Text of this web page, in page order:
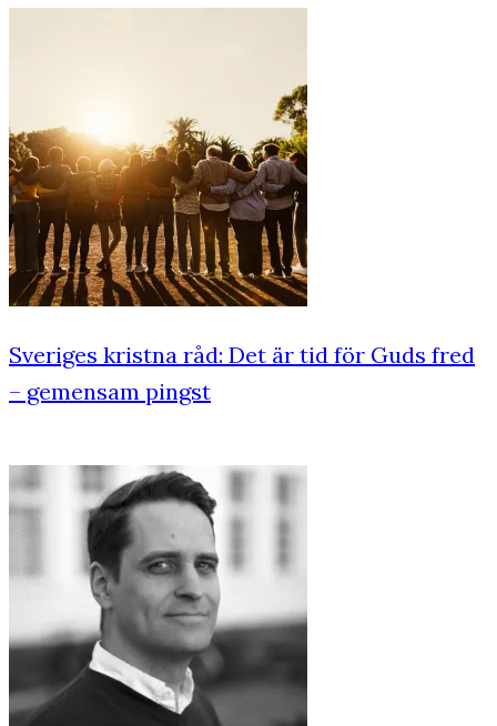
Sveriges kristna råd: Det är tid för Guds fred
– gemensam pingst